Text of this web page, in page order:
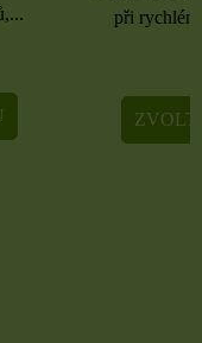
při rychlém zabalení
ZVOLTE